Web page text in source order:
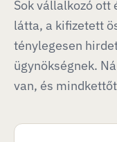
Sok vállalkozó ott
látta, a kifizetett
ténylegesen
ügynökségnek.
van, és